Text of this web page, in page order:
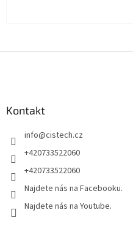
Kontakt
info@cistech.cz
+420733522060
+420733522060
Najdete nás na Facebooku.
Najdete nás na Youtube.